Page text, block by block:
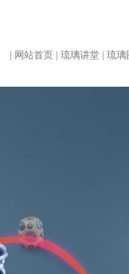
网站首页 琉璃讲堂 琉璃